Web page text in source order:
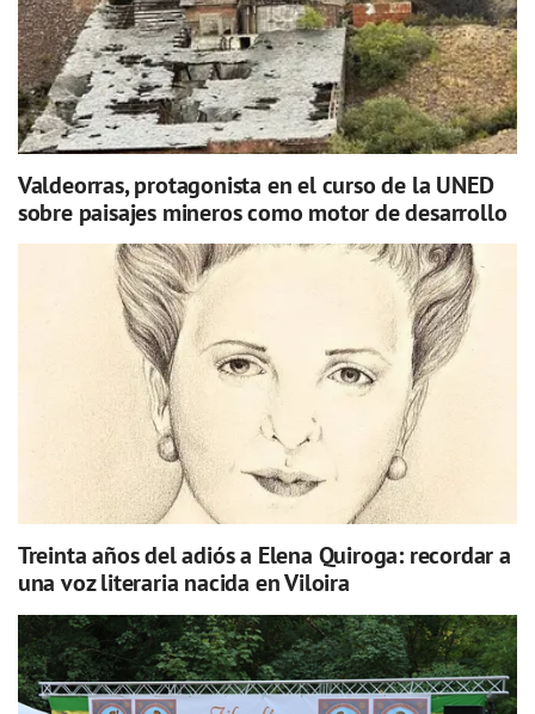
Valdeorras, protagonista en el curso de la UNED
sobre paisajes mineros como motor de desarrollo
Treinta años del adiós a Elena Quiroga: recordar a
una voz literaria nacida en Viloira